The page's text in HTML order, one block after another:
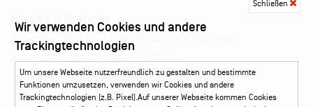
Medien & Branche
Booking Presse
Service
Schließen
Wir verwenden Cookies und andere
Trackingtechnologien
Um unsere Webseite nutzerfreundlich zu gestalten und bestimmte
Funktionen umzusetzen, verwenden wir Cookies und andere
Trackingtechnologien (z.B. Pixel).Auf unserer Webseite kommen Cookies